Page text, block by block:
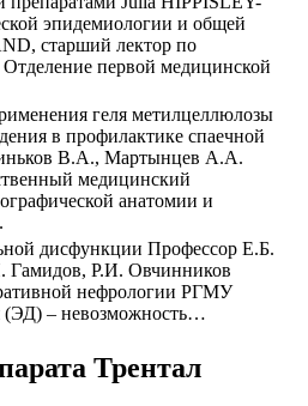
эпидемиологии и общей
старший лектор по
первой медицинской
геля метилцеллюлозы
в профилактике спаечной
В.А., Мартынцев А.А.
медицинский
анатомии и
дисфункции Профессор Е.Б.
Р.И. Овчинников
нефрологии РГМУ
(ЭД) – невозможность…
Трентал